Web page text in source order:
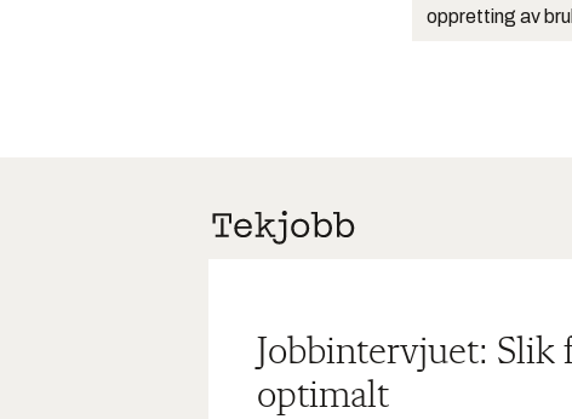
oppretting av
Jobbintervjuet:
optimalt